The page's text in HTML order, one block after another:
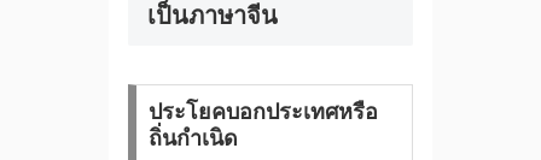
เป็นภาษาจีน
ประโยคบอกประเทศหรือ
ถิ่นกำเนิด